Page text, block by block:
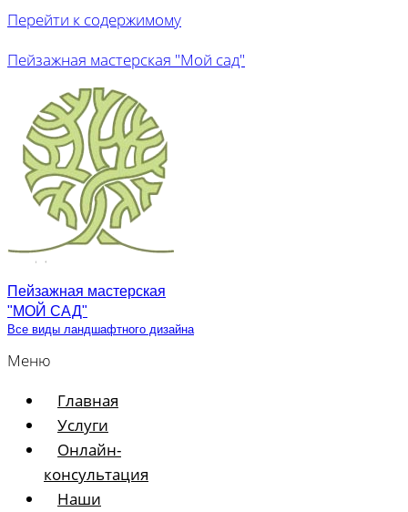
Перейти к содержимому
Пейзажная мастерская "Мой сад"
Пейзажная мастерская
"МОЙ САД"
Все виды ландшафтного дизайна
Меню
Главная
Услуги
Онлайн-
консультация
Наши